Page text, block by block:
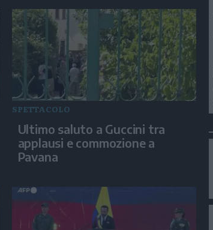
SPETTACOLO
Ultimo saluto a Guccini tra
applausi e commozione a
Pavana